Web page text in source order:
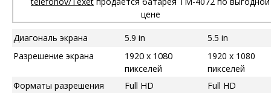
цене
Диагональ экрана 5.9 in
5.5 in
Разрешение экрана
1920 x 1080
пикселей
1920 x 1080
пикселей
Форматы разрешения
Full HD
Full HD